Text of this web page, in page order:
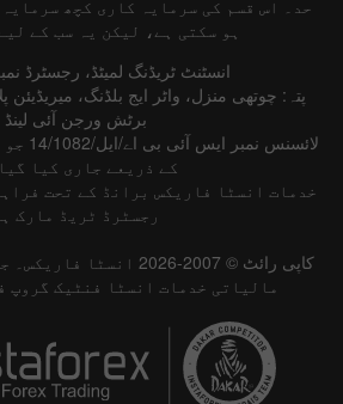
حد۔ اس قسم کی سرمایہ کاری کچھ
ہو سکتی ہے، لیکن یہ سب کے
انسٹنٹ ٹریڈنگ لمیٹڈ، رجسٹرڈ نمبر
پتہ: چوتھی منزل، واٹر ایج بلڈنگ، میریڈیئن
برٹش ورجن آئی لینڈ
کے ذریعے جاری کیا
خدمات انسٹا فاریکس برانڈ کے تحت
رجسٹرڈ ٹریڈ مارک
کاپی رائٹ © 2007-2026
مالیاتی خدمات انسٹا فنٹیک گروپ